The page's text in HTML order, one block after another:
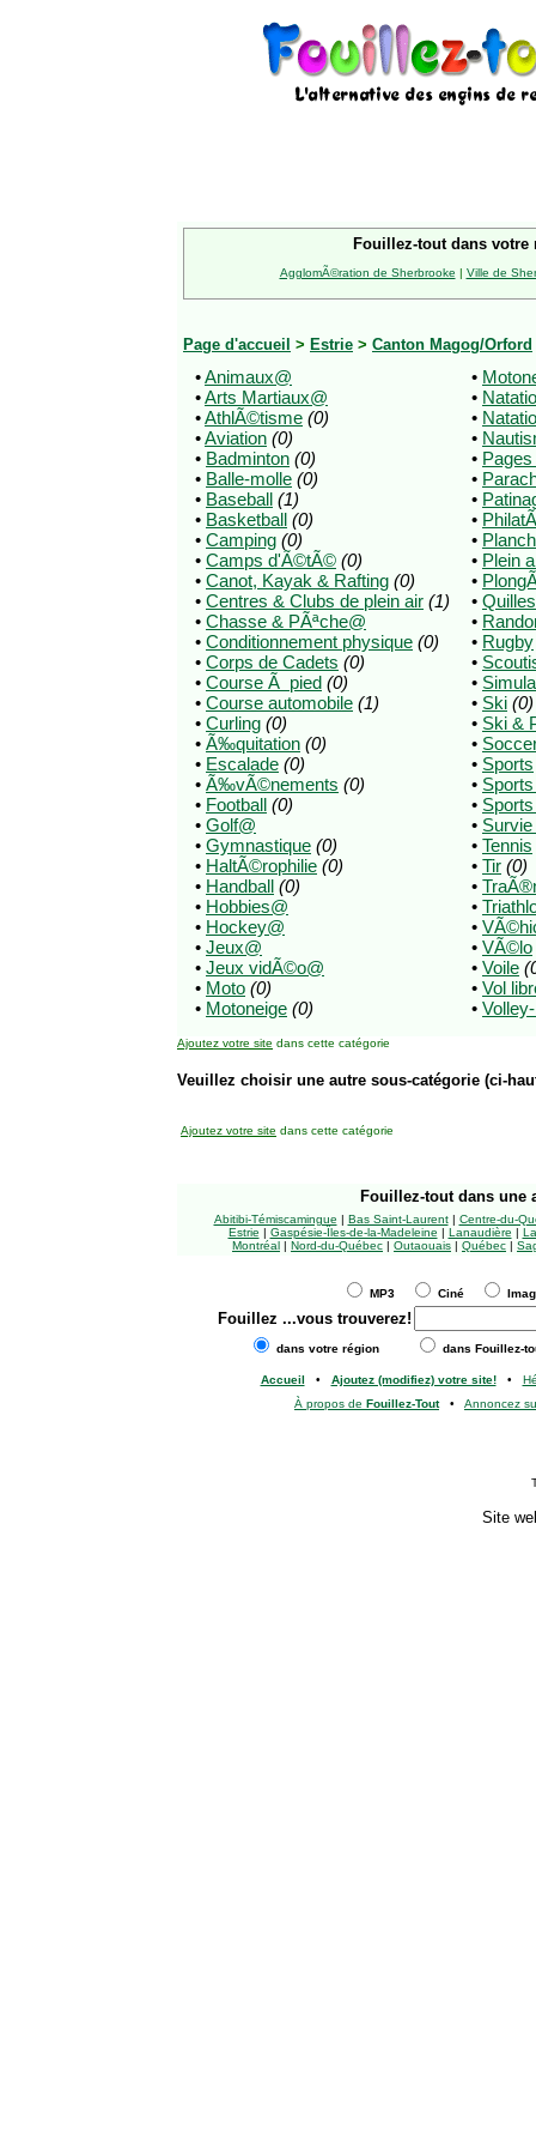
Fouillez-tout dans votre
AgglomÃ©ration de Sherbrooke | Ville de
Page d'accueil > Estrie > Canton Magog/Orford
•Animaux@
•Arts Martiaux@
•AthlÃ©tisme (0)
•Aviation (0)
• Badminton (0)
• Balle-molle (0)
• Baseball (1)
• Basketball (0)
• Camping (0)
• Camps d'Ã©tÃ© (0)
• Canot, Kayak & Rafting (0)
• Centres & Clubs de plein air (1)
• Chasse & PÃªche@
• Conditionnement physique (0)
• Corps de Cadets (0)
• Course Ã pied (0)
• Course automobile (1)
• Curling (0)
• Ã‰quitation (0)
• Escalade (0)
• Ã‰vÃ©nements (0)
• Football (0)
• Golf@
• Gymnastique (0)
• HaltÃ©rophilie (0)
• Handball (0)
• Hobbies@
• Hockey@
• Jeux@
• Jeux vidÃ©o@
• Moto (0)
• Motoneige (0)
•
•
•
•
•
•
•
•
•
• Plein
•
• Quilles
•
• Rugby
•
•
• Ski (0)
• Ski &
•
• Sports
•
•
• Survie
• Tennis
• Tir (0)
•
•
•
• VÃ©lo
• Voile
• Vol
•
Ajoutez votre site dans cette catégorie
Veuillez choisir une autre sous-catégorie (ci-
Ajoutez votre site dans cette catégorie
Fouillez-tout dans une
Abitibi-Témiscamingue | Bas Saint-Laurent| Centre-du-
Estrie | Gaspésie-Îles-de-la-Madeleine | Lanaudière |
Montréal | Nord-du-Québec | Outaouais | Québec |
MP3 Ciné
Fouillez ...vous trouverez!
dans votre région dans Fouillez-
Accueil • Ajoutez (modifiez) votre site!•
À propos de Fouillez-Tout• Annoncez
Site